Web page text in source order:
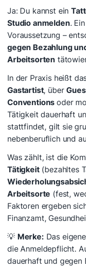
Ja: Du kannst ein
Studio anmelden.
Voraussetzung –
gegen Bezahlung
Arbeitsorten
In der Praxis heißt
Gastartist, über
Conventionsoder
Tätigkeit dauerhaft
stattfindet, gilt sie
nebenberuflich und
Was zählt, ist die
Tätigkeit(bezahltes
Arbeitsorte (fest,
Faktoren ergeben
Finanzamt,
💡 Merke: Das
die Anmeldepflicht.
dauerhaft und gegen